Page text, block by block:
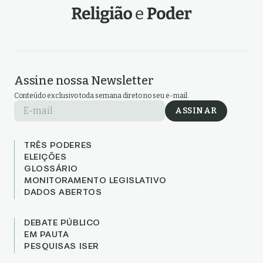
Assine nossa Newsletter
Conteúdo exclusivo toda semana direto no seu e-mail.
E-mail ASSINAR
TRÊS PODERES
ELEIÇÕES
GLOSSÁRIO
MONITORAMENTO LEGISLATIVO
DADOS ABERTOS
DEBATE PÚBLICO
EM PAUTA
PESQUISAS ISER